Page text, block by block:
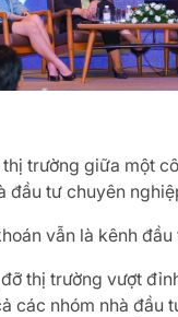
trường giữa một
đầu tư chuyên
vẫn là kênh
thị trường vượt
các nhóm nhà